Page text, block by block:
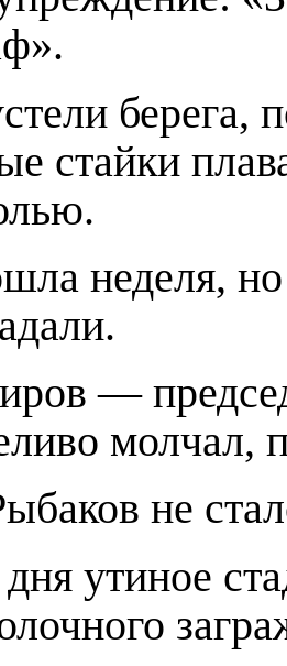
берега,
стайки
неделя,
—
молчал,
не
утиное